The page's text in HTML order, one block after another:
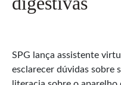
SPG lança assistente
esclarecer dúvidas sobre